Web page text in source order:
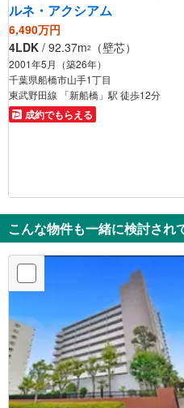
ルネ・アクシアム
6,490万円
4LDK / 92.37m2 （壁芯）
2001年5月（築26年）
千葉県船橋市山手1丁目
東武野田線 「新船橋」駅 徒歩12分
成約でもらえる
こんな物件も一緒に検討され